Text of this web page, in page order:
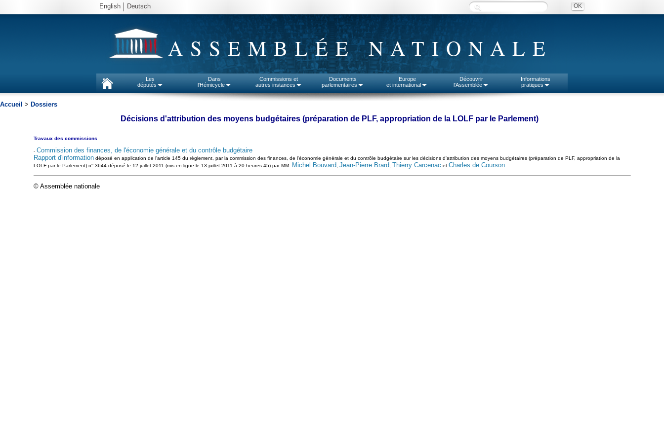
English Deutsch
ASSEMBLÉE NATIONALE
Les
députés
Dans
l'Hémicycle
Commissions et
autres instances
Documents
parlementaires
Europe
et international
Découvrir
l'Assemblée
Informations
pratiques
Accueil > Dossiers
Décisions d'attribution des moyens budgétaires (préparation de PLF, appropriation de la LOLF par le Parlement)
Travaux des commissions
- Commission des finances, de l'économie générale et du contrôle budgétaire
Rapport d'informationdéposé en application de l'article 145 du règlement, par la commission des finances, de l'économie générale et du contrôle budgétaire sur les décisions d'attribution des moyens budgétaires (préparation de PLF, appropriation de la
LOLF par le Parlement) n° 3644 déposé le 12 juillet 2011 (mis en ligne le 13 juillet 2011 à 20 heures 45) par MM.
Michel Bouvard Jean-Pierre Brard Thierry Carcenac et Charles de Courson
© Assemblée nationale